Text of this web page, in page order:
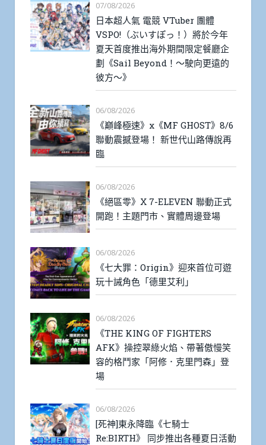
07/08/2026
日本超人氣 電競 VTuber 團體
VSPO!（ぶいすぽっ！）將於今年
夏天首度推出海外期間限定餐廳企
劃《Sail Beyond！～駛向更遠的
彼方～》
06/08/2026
《巔峰極速》x《MF GHOST》8/6
聯動震撼登場！ 新世代山路傳說再
臨
06/08/2026
《絕區零》X 7-ELEVEN 聯動正式
開跑！主題門市、實體周邊登場
06/08/2026
《七大罪：Origin》迎來首位可遊
玩十誡角色「德里艾利」
06/08/2026
《THE KING OF FIGHTERS
AFK》操控翠綠火焰、帶著傲慢笑
容的格鬥家「阿修．克里門森」登
場
06/08/2026
[死神]東永降臨《七騎士
Re:BIRTH》 同步推出各種夏日活動